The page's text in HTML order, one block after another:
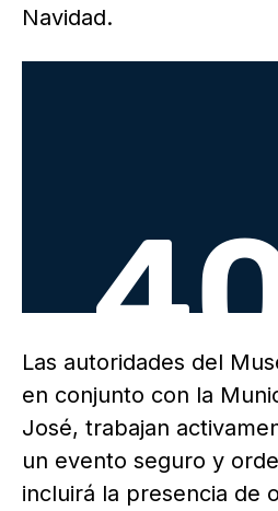
Navidad.
Las autoridades del
en conjunto con la
José, trabajan
un evento seguro y
incluirá la presencia de